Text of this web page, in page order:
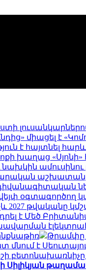
միացել է
է հայտնել
խաղաց «Սյոնի»
օգտագործող
2027 թվականը
է Մեծ
Թրամփը
մնում է
Սիլիկյան